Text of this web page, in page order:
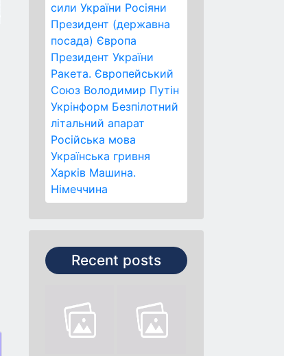
сили України Росіяни
Президент (державна
посада) Європа
Президент України
Ракета. Європейський
Союз Володимир Путін
Укрінформ Безпілотний
літальний апарат
Російська мова
Українська гривня
Харків Машина.
Німеччина
Recent posts